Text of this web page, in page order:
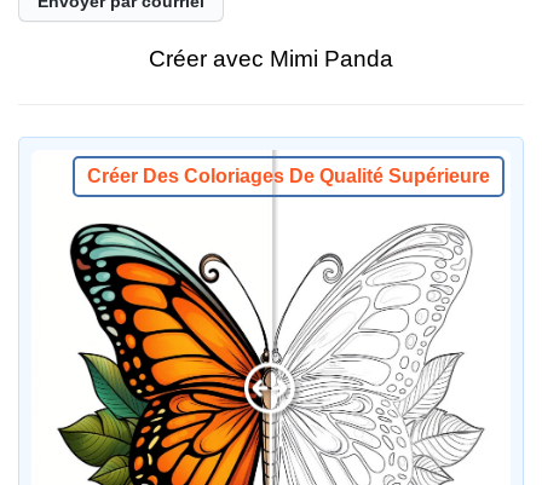
Créer avec Mimi Panda
Créer Des Coloriages De Qualité Supérieure